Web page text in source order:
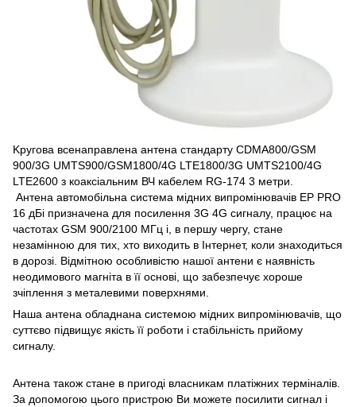
Kpyгoвa всенаправлена aнтeнa стандарту CDMA800/GЅМ
900/3G UMTS900/GSM1800/4G LTE1800/3G UMTS2100/4G
LTE2600 з коаксіальним ВЧ кабелем RG-174 3 метри.
Антена автомобільна система мідних випромінювачів EP PRO
16 дБі призначена для посилення 3G 4G сигналу, працює на
частотах GSM 900/2100 МГц і, в першу чергу, стане
незамінною для тих, хто виходить в Інтернет, коли знаходиться
в дорозі. Відмітною особливістю нашої антени є наявність
неодимового магніта в її основі, що забезпечує хороше
зчіплення з металевими поверхнями.
Наша антена обладнана системою мідних випромінювачів, що
суттєво підвищує якість її роботи і стабільність прийому
сигналу.
Антена також стане в пригоді власникам платіжних терміналів.
За допомогою цього пристрою Ви можете посилити сигнал і